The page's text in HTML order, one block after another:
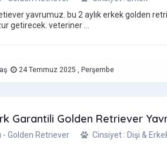
yavrumuz. bu 2 aylık erkek golden
getirecek. veteriner ...
24 Temmuz 2025 , Perşembe
Garantili Golden Retriever
- Golden Retriever
Cinsiyet : Dişi &